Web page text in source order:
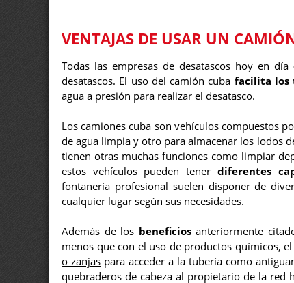
VENTAJAS DE USAR UN
Todas las empresas de desatascos hoy en día
desatascos. El uso del camión cuba facilita los
agua a presión para realizar el desatasco.
Los camiones cuba son vehículos compuestos
de agua limpia y otro para almacenar los lodos
tienen otras muchas funciones como limpiar
estos vehículos pueden tener diferentes
fontanería profesional suelen disponer de
cualquier lugar según sus necesidades.
Además de los beneficiosanteriormente
menos que con el uso de productos químicos,
o zanjaspara acceder a la tubería como
quebraderos de cabeza al propietario de la red